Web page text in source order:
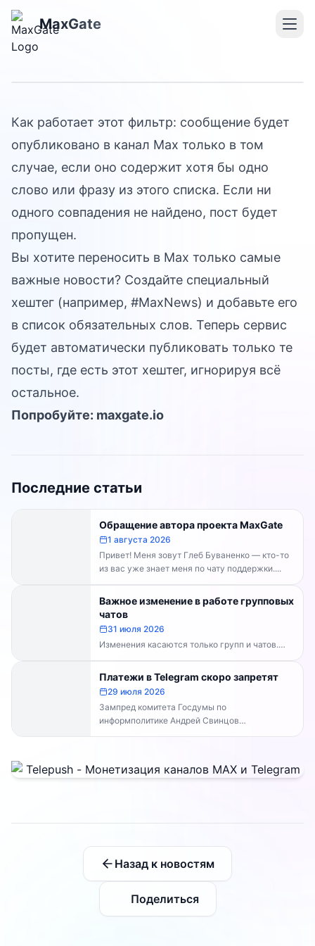
MaxGate
Новый фильтр:
Обязательные слова
Как работает этот фильтр: сообщение будет
опубликовано в канал Max только в том
случае, если оно содержит хотя бы одно
слово или фразу из этого списка. Если ни
одного совпадения не найдено, пост будет
пропущен.
Вы хотите переносить в Max только самые
важные новости? Создайте специальный
хештег (например, #MaxNews) и добавьте его
в список обязательных слов. Теперь сервис
будет автоматически публиковать только те
посты, где есть этот хештег, игнорируя всё
остальное.
Попробуйте: maxgate.io
Последние статьи
Обращение автора проекта MaxGate
1 августа 2026
Привет! Меня зовут Глеб Буваненко — кто-то
из вас уже знает меня по чату поддержки....
Важное изменение в работе групповых
чатов
31 июля 2026
Изменения касаются только групп и чатов.
Каналы работают в прежнем режиме —
владельцам каналов делать...
Платежи в Telegram скоро запретят
29 июля 2026
Зампред комитета Госдумы по
информполитике Андрей Свинцов
рекомендовал россиянам временно
Назад к новостям
Поделиться